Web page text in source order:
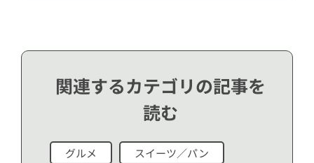
関連するカテゴリの記事を
読む
グルメ スイーツ／パン